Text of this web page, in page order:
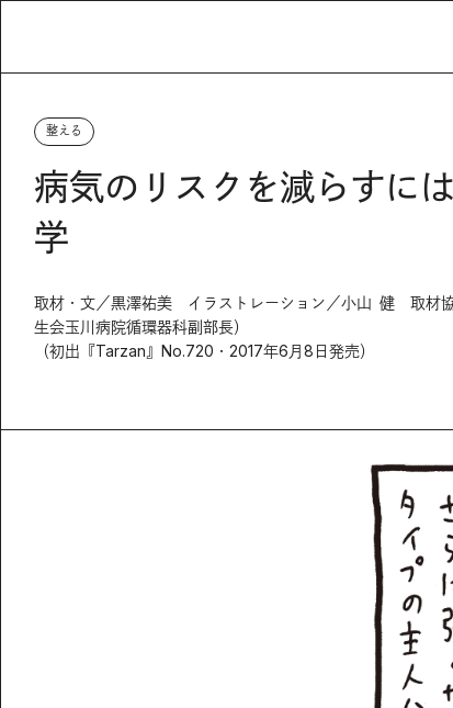
整える
病気のリスクを減らすに
学
取材・文／黒澤祐美 イラストレーション／小山 健 取材
生会玉川病院循環器科副部長）
（初出『Tarzan』No.720・2017年6月8日発売）